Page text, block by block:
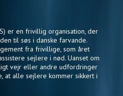
er en frivillig organisation, der
til søs i danske farvande.
fra frivillige, som året
sejlere i nød. Uanset om
vejr eller andre udfordringer
at alle sejlere kommer sikkert i